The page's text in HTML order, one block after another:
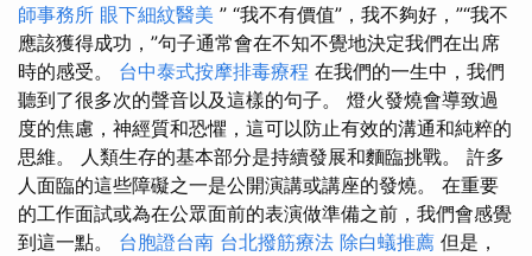
師事務所 眼下細紋醫美 ” “我不有價值”，我不夠好，”“我不
應該獲得成功，”句子通常會在不知不覺地決定我們在出席
時的感受。 台中泰式按摩排毒療程 在我們的一生中，我們
聽到了很多次的聲音以及這樣的句子。 燈火發燒會導致過
度的焦慮，神經質和恐懼，這可以防止有效的溝通和純粹的
思維。 人類生存的基本部分是持續發展和麵臨挑戰。 許多
人面臨的這些障礙之一是公開演講或講座的發燒。 在重要
的工作面試或為在公眾面前的表演做準備之前，我們會感覺
到這一點。 台胞證台南 台北撥筋療法 除白蟻推薦 但是，